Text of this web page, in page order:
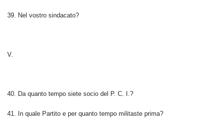
39. Nel vostro sindacato?
V.
40. Da quanto tempo siete socio del P. C. I.?
41. In quale Partito e per quanto tempo militaste prima?